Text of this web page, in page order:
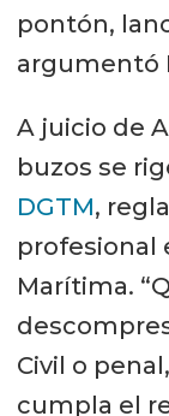
pontón,
argumentó
A juicio de
buzos se
DGTM,
profesional
Marítima.
Civil o
cumpla el